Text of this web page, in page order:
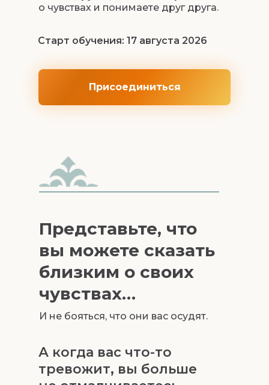
о чувствах и понимаете друг друга.
Старт обучения: 17 августа 2026
Присоединиться
Спасибо, что я могу
Мне важно, что ты
А когда вас что-то
тревожит, вы больше
И не бояться, что они вас осудят.
Представьте, что
вы можете сказать
близким о своих
чувствах…
Ты дорог мне